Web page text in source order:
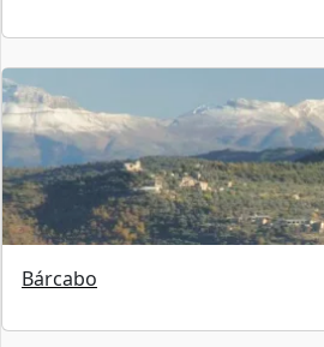
Bárcabo